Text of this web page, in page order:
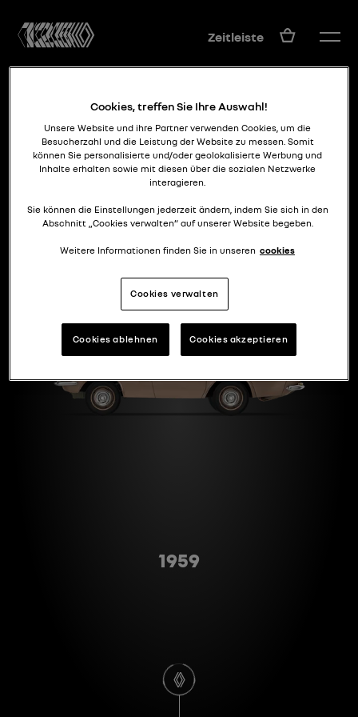
Zeitleiste DE
Type A
stranger renault
PROJET 900
1959
Cookies, treffen Sie Ihre Auswahl!
Unsere Website und ihre Partner verwenden Cookies, um die
Besucherzahl und die Leistung der Website zu messen. Somit
können Sie personalisierte und/oder geolokalisierte Werbung und
Inhalte erhalten sowie mit diesen über die sozialen Netzwerke
interagieren.
Sie können die Einstellungen jederzeit ändern, indem Sie sich in den
Abschnitt „Cookies verwalten“ auf unserer Website begeben.
Weitere Informationen finden Sie in unseren cookies
Cookies verwalten
Cookies ablehnen Cookies akzeptieren